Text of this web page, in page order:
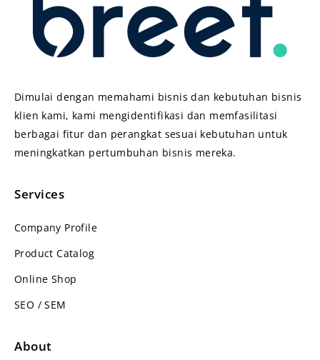
Dimulai dengan memahami bisnis dan kebutuhan bisnis
klien kami, kami mengidentifikasi dan memfasilitasi
berbagai fitur dan perangkat sesuai kebutuhan untuk
meningkatkan pertumbuhan bisnis mereka.
Services
Company Profile
Product Catalog
Online Shop
SEO / SEM
About